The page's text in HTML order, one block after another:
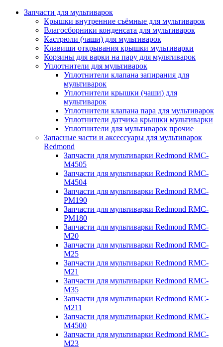
Запчасти для мультиварок
Крышки внутренние съёмные для мультиварок
Влагосборники конденсата для мультиварок
Кастрюли (чаши) для мультиварок
Клавиши открывания крышки мультиварки
Корзины для варки на пару для мультиварок
Уплотнители для мультиварок
Уплотнители клапана запирания для
мультиварок
Уплотнители крышки (чаши) для
мультиварок
Уплотнители клапана пара для мультиварок
Уплотнители датчика крышки мультиварки
Уплотнители для мультиварок прочие
Запасные части и аксессуары для мультиварок
Redmond
Запчасти для мультиварки Redmond RMC-
M4505
Запчасти для мультиварки Redmond RMC-
M4504
Запчасти для мультиварки Redmond RMC-
PM190
Запчасти для мультиварки Redmond RMC-
PM180
Запчасти для мультиварки Redmond RMC-
M20
Запчасти для мультиварки Redmond RMC-
M25
Запчасти для мультиварки Redmond RMC-
M21
Запчасти для мультиварки Redmond RMC-
M35
Запчасти для мультиварки Redmond RMC-
M211
Запчасти для мультиварки Redmond RMC-
M4500
Запчасти для мультиварки Redmond RMC-
M23